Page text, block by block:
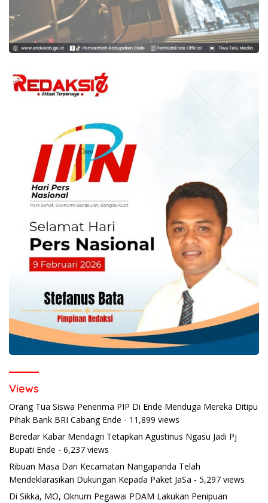
Views
Orang Tua Siswa Penerima PIP Di Ende Menduga Mereka Ditipu
Pihak Bank BRI Cabang Ende - 11,899 views
Beredar Kabar Mendagri Tetapkan Agustinus Ngasu Jadi Pj
Bupati Ende - 6,237 views
Ribuan Masa Dari Kecamatan Nangapanda Telah
Mendeklarasikan Dukungan Kepada Paket JaSa - 5,297 views
Di Sikka, MO, Oknum Pegawai PDAM Lakukan Penipuan